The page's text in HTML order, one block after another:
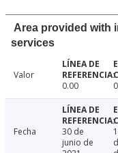
Area provided with
services
Valor
0.00
Fecha
30 de
junio de